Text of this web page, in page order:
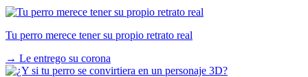
Tu perro merece tener su propio retrato real
→ Le entrego su corona